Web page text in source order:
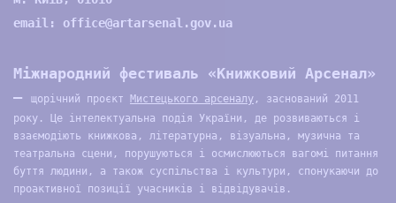
email: office@artarsenal.gov.ua
Міжнародний фестиваль «Книжковий Арсенал»
—
щорічний проєкт Мистецького арсеналу , заснований 2011
року. Це інтелектуальна подія України, де розвиваються і
взаємодіють книжкова, літературна, візуальна, музична та
театральна сцени, порушуються і осмислюються вагомі питання
буття людини, а також суспільства і культури, спонукаючи до
проактивної позиції учасників і відвідувачів.